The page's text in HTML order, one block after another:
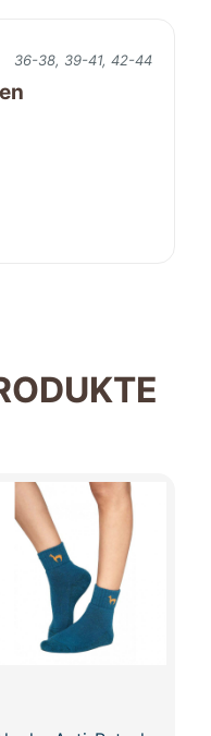
36-38, 39-41, 42-44